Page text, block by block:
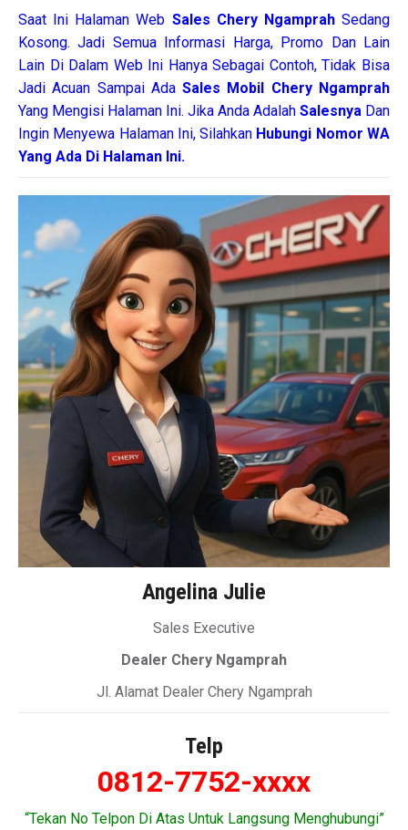
Saat Ini Halaman Web Sales Chery NgamprahSedang
Kosong. Jadi Semua Informasi Harga, Promo Dan Lain
Lain Di Dalam Web Ini Hanya Sebagai Contoh, Tidak Bisa
Jadi Acuan Sampai AdaSales Mobil Chery Ngamprah
Yang Mengisi Halaman Ini. Jika Anda Adalah Salesnya Dan
Ingin Menyewa Halaman Ini, Silahkan Hubungi Nomor WA
Yang Ada Di Halaman Ini.
Angelina Julie
Sales Executive
Dealer Chery Ngamprah
Jl. Alamat Dealer Chery Ngamprah
Telp
0812-7752-xxxx
“Tekan No Telpon Di Atas Untuk Langsung Menghubungi”